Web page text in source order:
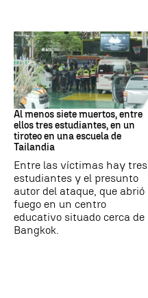
Tailandia
Al menos siete muertos, entre
ellos tres estudiantes, en un
tiroteo en una escuela de
Tailandia
Entre las víctimas hay tres
estudiantes y el presunto
autor del ataque, que abrió
fuego en un centro
educativo situado cerca de
Bangkok.